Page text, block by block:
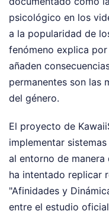
psicológico en los
a la popularidad de
fenómeno explica
añaden
permanentes son las
del género.
El proyecto de
implementar
al entorno de
ha intentado replicar
"Afinidades y
entre el estudio